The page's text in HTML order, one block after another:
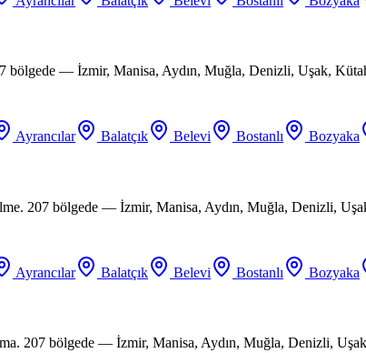
bölgede — İzmir, Manisa, Aydın, Muğla, Denizli, Uşak,
Ayrancılar Balatçık Belevi Bostanlı Bozyaka
207 bölgede — İzmir, Manisa, Aydın, Muğla, Denizli,
Ayrancılar Balatçık Belevi Bostanlı Bozyaka
207 bölgede — İzmir, Manisa, Aydın, Muğla, Denizli,